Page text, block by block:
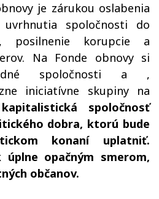
je zárukou oslabenia
uvrhnutia spoločnosti do
posilnenie korupcie a
Na Fonde obnovy si
spoločnosti a ,
iniciatívne skupiny na
spoločnosť
dobra, ktorú bude
konaní uplatniť.
opačným smerom,
občanov.